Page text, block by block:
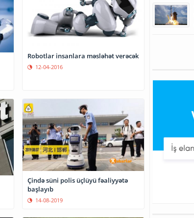
Robotlar insanlara məsləhət verəcək
12-04-2016
Çində süni polis üçlüyü fəaliyyətə
başlayıb
14-08-2019